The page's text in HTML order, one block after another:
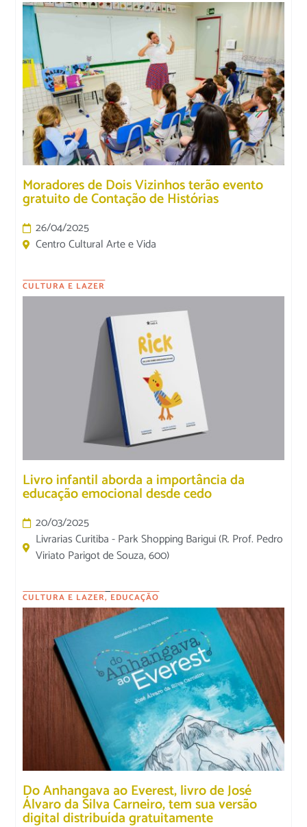
Moradores de Dois Vizinhos terão evento
gratuito de Contação de Histórias
26/04/2025
Centro Cultural Arte e Vida
CULTURA E LAZER
Livro infantil aborda a importância da
educação emocional desde cedo
20/03/2025
Livrarias Curitiba - Park Shopping Barigui (R. Prof. Pedro
Viriato Parigot de Souza, 600)
CULTURA E LAZER, EDUCAÇÃO
Do Anhangava ao Everest, livro de José
Álvaro da Silva Carneiro, tem sua versão
digital distribuída gratuitamente